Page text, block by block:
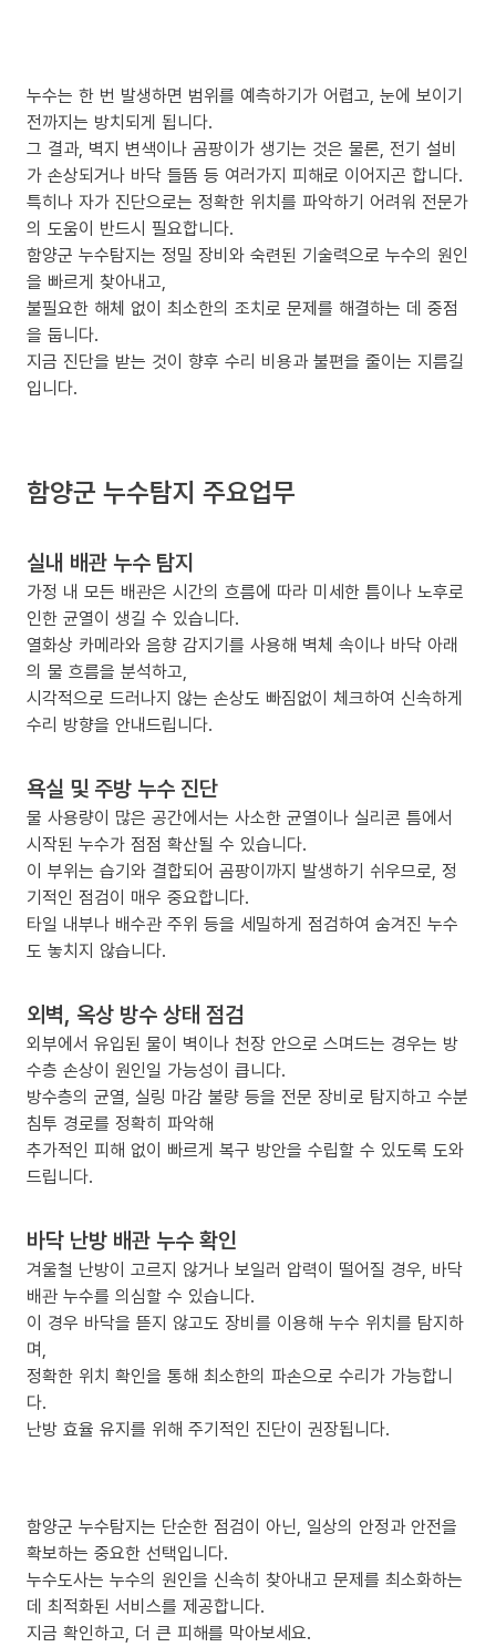
누수는 한 번 발생하면 범위를 예측하기가 어렵고, 눈에 보이기
전까지는 방치되게 됩니다.
그 결과, 벽지 변색이나 곰팡이가 생기는 것은 물론, 전기 설비
가 손상되거나 바닥 들뜸 등 여러가지 피해로 이어지곤 합니다.
특히나 자가 진단으로는 정확한 위치를 파악하기 어려워 전문가
의 도움이 반드시 필요합니다.
함양군 누수탐지는 정밀 장비와 숙련된 기술력으로 누수의 원인
을 빠르게 찾아내고,
불필요한 해체 없이 최소한의 조치로 문제를 해결하는 데 중점
을 둡니다.
지금 진단을 받는 것이 향후 수리 비용과 불편을 줄이는 지름길
입니다.
함양군 누수탐지 주요업무
실내 배관 누수 탐지
가정 내 모든 배관은 시간의 흐름에 따라 미세한 틈이나 노후로
인한 균열이 생길 수 있습니다.
열화상 카메라와 음향 감지기를 사용해 벽체 속이나 바닥 아래
의 물 흐름을 분석하고,
시각적으로 드러나지 않는 손상도 빠짐없이 체크하여 신속하게
수리 방향을 안내드립니다.
욕실 및 주방 누수 진단
물 사용량이 많은 공간에서는 사소한 균열이나 실리콘 틈에서
시작된 누수가 점점 확산될 수 있습니다.
이 부위는 습기와 결합되어 곰팡이까지 발생하기 쉬우므로, 정
기적인 점검이 매우 중요합니다.
타일 내부나 배수관 주위 등을 세밀하게 점검하여 숨겨진 누수
도 놓치지 않습니다.
외벽, 옥상 방수 상태 점검
외부에서 유입된 물이 벽이나 천장 안으로 스며드는 경우는 방
수층 손상이 원인일 가능성이 큽니다.
방수층의 균열, 실링 마감 불량 등을 전문 장비로 탐지하고 수분
침투 경로를 정확히 파악해
추가적인 피해 없이 빠르게 복구 방안을 수립할 수 있도록 도와
드립니다.
바닥 난방 배관 누수 확인
겨울철 난방이 고르지 않거나 보일러 압력이 떨어질 경우, 바닥
배관 누수를 의심할 수 있습니다.
이 경우 바닥을 뜯지 않고도 장비를 이용해 누수 위치를 탐지하
며,
정확한 위치 확인을 통해 최소한의 파손으로 수리가 가능합니
다.
난방 효율 유지를 위해 주기적인 진단이 권장됩니다.
함양군 누수탐지는 단순한 점검이 아닌, 일상의 안정과 안전을
확보하는 중요한 선택입니다.
누수도사는 누수의 원인을 신속히 찾아내고 문제를 최소화하는
데 최적화된 서비스를 제공합니다.
지금 확인하고, 더 큰 피해를 막아보세요.